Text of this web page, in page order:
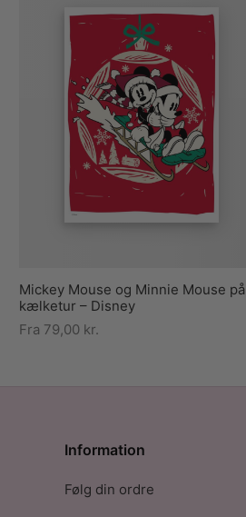
Mickey Mouse og Minnie Mouse på
kælketur – Disney
Fra 79,00 kr.
Information
Følg din ordre